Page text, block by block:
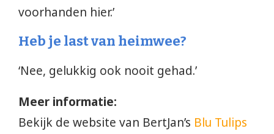
voorhanden hier.’
Heb je last van heimwee?
‘Nee, gelukkig ook nooit gehad.’
Meer informatie:
Bekijk de website van BertJan’s Blu Tulips